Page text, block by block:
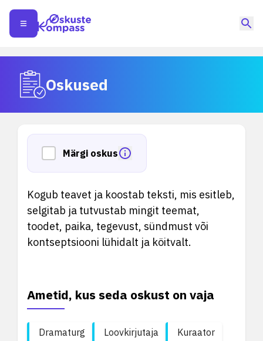
Oskused
Märgi oskus
Kogub teavet ja koostab teksti, mis esitleb,
selgitab ja tutvustab mingit teemat,
toodet, paika, tegevust, sündmust või
kontseptsiooni lühidalt ja köitvalt.
Ametid, kus seda oskust on vaja
Dramaturg Loovkirjutaja
Kuraator